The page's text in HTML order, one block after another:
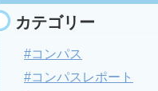
カテゴリー
#コンパス
#コンパスレポート